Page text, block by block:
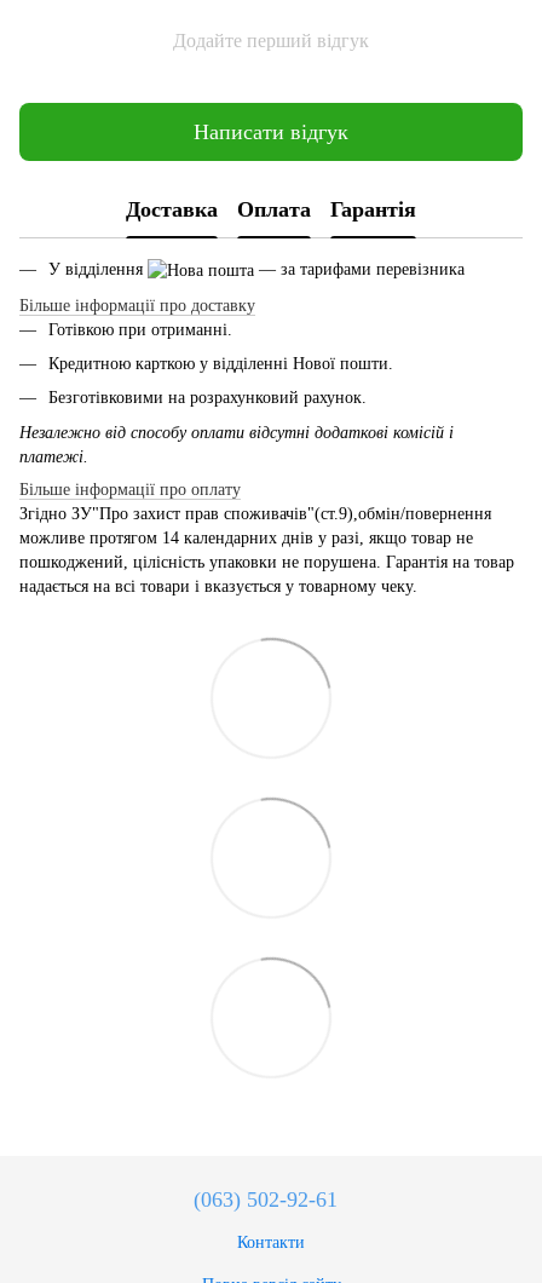
Додайте перший відгук
Написати відгук
Доставка Оплата Гарантія
У відділення
— за тарифами перевізника
Більше інформації про доставку
Готівкою при отриманні.
Кредитною карткою у відділенні Нової пошти.
Безготівковими на розрахунковий рахунок.
Незалежно від способу оплати відсутні додаткові комісій і
платежі.
Більше інформації про оплату
Згідно ЗУ"Про захист прав споживачів"(ст.9),обмін/повернення
можливе протягом 14 календарних днів у разі, якщо товар не
пошкоджений, цілісність упаковки не порушена. Гарантія на товар
надається на всі товари і вказується у товарному чеку.
(063) 502-92-61
Контакти